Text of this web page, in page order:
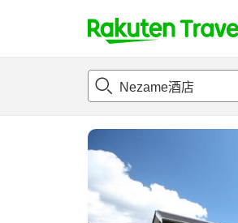
t
p
a
g
e
概况 客房及住宿套餐评论